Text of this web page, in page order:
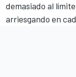
demasiado al
arriesgando en